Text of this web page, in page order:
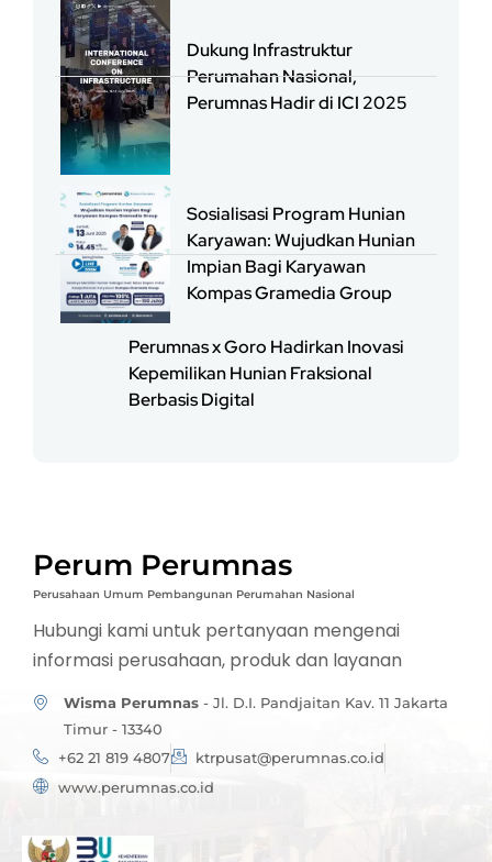
Dukung Infrastruktur
Perumahan Nasional,
Perumnas Hadir di ICI 2025
Sosialisasi Program Hunian
Karyawan: Wujudkan Hunian
Impian Bagi Karyawan
Kompas Gramedia Group
Perumnas x Goro Hadirkan Inovasi
Kepemilikan Hunian Fraksional
Berbasis Digital
Perum Perumnas
Perusahaan Umum Pembangunan Perumahan Nasional
Hubungi kami untuk pertanyaan mengenai
informasi perusahaan, produk dan layanan
Wisma Perumnas- Jl. D.I. Pandjaitan Kav. 11 Jakarta
Timur - 13340
+62 21 819 4807
ktrpusat@perumnas.co.id
www.perumnas.co.id